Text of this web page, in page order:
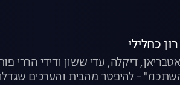
כחלילי
אטבריאן, דיקלה, עדי ששון ודידי
- להיפטר מהבית והערכים